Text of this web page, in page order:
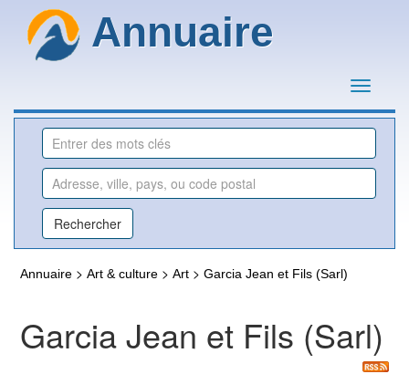
Annuaire
Annuaire > Art & culture > Art > Garcia Jean et Fils (Sarl)
Garcia Jean et Fils (Sarl)